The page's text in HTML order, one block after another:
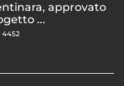
approvato
...
4452